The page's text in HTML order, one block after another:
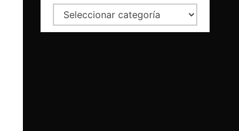
Categorías